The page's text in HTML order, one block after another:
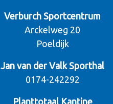
Verburch Sportcentrum
Arckelweg 20
Poeldijk
Jan van der Valk Sporthal
0174-242292
Planttotaal Kantine